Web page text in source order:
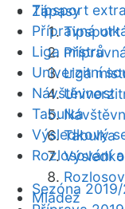
Zápasy
Tipsport
Liga
Tabulka
Mládež
Tipsport
Přípravná
Liga mistrů
Univerzitní
Návštěvnost
Tabulka
Výsledkový
Rozlosování
Sezóna